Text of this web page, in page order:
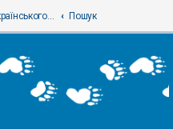
форум Українського теріологічного товариства Пошук